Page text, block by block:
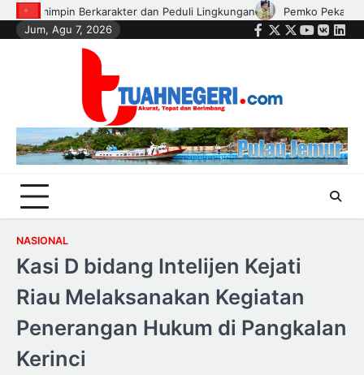
Skip
to
Pemko Pekanbaru Salurkan Bantuan Perlengkapan Sekolah
Jum, Agu 7, 2026
Facebook
Twitter
Instagram
Youtube
VK
NASIONAL
Kasi D bidang Intelijen Kejati
Riau Melaksanakan Kegiatan
Penerangan Hukum di Pangkalan
Kerinci